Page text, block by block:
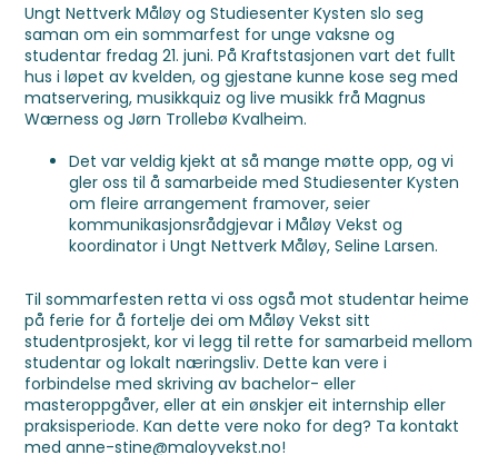
Ungt Nettverk Måløy og Studiesenter Kysten slo seg
saman om ein sommarfest for unge vaksne og
studentar fredag 21. juni. På Kraftstasjonen vart det fullt
hus i løpet av kvelden, og gjestane kunne kose seg med
matservering, musikkquiz og live musikk frå Magnus
Wærness og Jørn Trollebø Kvalheim.
Det var veldig kjekt at så mange møtte opp, og vi
gler oss til å samarbeide med Studiesenter Kysten
om fleire arrangement framover, seier
kommunikasjonsrådgjevar i Måløy Vekst og
koordinator i Ungt Nettverk Måløy, Seline Larsen.
Til sommarfesten retta vi oss også mot studentar heime
på ferie for å fortelje dei om Måløy Vekst sitt
studentprosjekt, kor vi legg til rette for samarbeid mellom
studentar og lokalt næringsliv. Dette kan vere i
forbindelse med skriving av bachelor- eller
masteroppgåver, eller at ein ønskjer eit internship eller
praksisperiode. Kan dette vere noko for deg? Ta kontakt
medanne-stine@maloyvekst.no!